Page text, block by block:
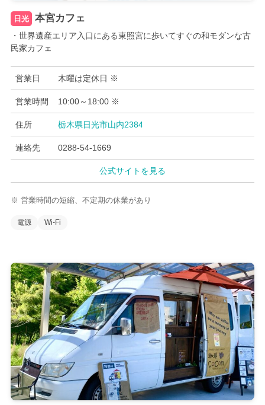
日光 本宮カフェ
・世界遺産エリア入口にある東照宮に歩いてすぐの和モダンな古
民家カフェ
営業日 木曜は定休日 ※
営業時間 10:00～18:00 ※
住所 栃木県日光市山内2384
連絡先 0288-54-1669
公式サイトを見る
※ 営業時間の短縮、不定期の休業があり
電源 Wi-Fi